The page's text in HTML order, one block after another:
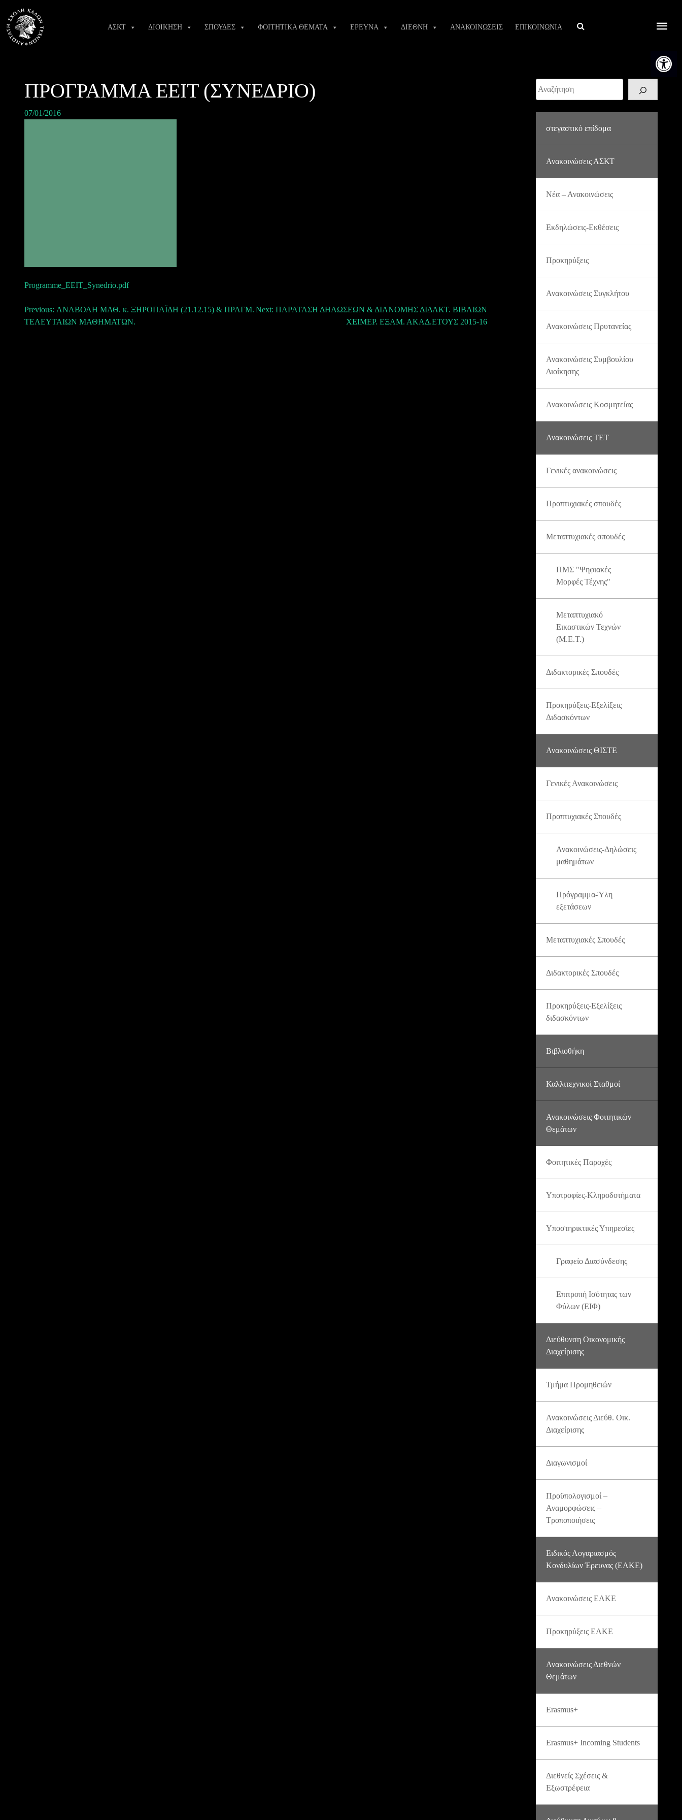
Ανοίξτε
content
ΑΣΚΤ ΔΙΟΙΚΗΣΗ ΣΠΟΥΔΕΣ ΦΟΙΤΗΤΙΚΑ ΘΕΜΑΤΑ ΕΡΕΥΝΑ ΔΙΕΘΝΗ ΑΝΑΚΟΙΝΩΣΕΙΣ ΕΠΙΚΟΙΝΩΝΙΑ Αναζήτηση
ΠΡΟΓΡΑΜΜΑ ΕΕΙΤ (ΣΥΝΕΔΡΙΟ)
07/01/2016
Programme_EEIT_Synedrio.pdf
Πλοήγηση
Previous: ΑΝΑΒΟΛΗ ΜΑΘ. κ. ΞΗΡΟΠΑΪΔΗ (21.12.15) & ΠΡΑΓΜ.
ΤΕΛΕΥΤΑΙΩΝ ΜΑΘΗΜΑΤΩΝ.
Next: ΠΑΡΑΤΑΣΗ ΔΗΛΩΣΕΩΝ & ΔΙΑΝΟΜΗΣ ΔΙΔΑΚΤ. ΒΙΒΛΙΩΝ
ΧΕΙΜΕΡ. ΕΞΑΜ. ΑΚΑΔ.ΕΤΟΥΣ 2015-16
Αναζήτηση
στεγαστικό επίδομα
Ανακοινώσεις ΑΣΚΤ
Νέα – Ανακοινώσεις
Εκδηλώσεις-Εκθέσεις
Προκηρύξεις
Ανακοινώσεις Συγκλήτου
Ανακοινώσεις Πρυτανείας
Ανακοινώσεις Συμβουλίου
Διοίκησης
Ανακοινώσεις Κοσμητείας
Ανακοινώσεις ΤΕΤ
Γενικές ανακοινώσεις
Προπτυχιακές σπουδές
Μεταπτυχιακές σπουδές
ΠΜΣ "Ψηφιακές
Μορφές Τέχνης"
Μεταπτυχιακό
Εικαστικών Τεχνών
(Μ.Ε.Τ.)
Διδακτορικές Σπουδές
Προκηρύξεις-Εξελίξεις
Διδασκόντων
Ανακοινώσεις ΘΙΣΤΕ
Γενικές Ανακοινώσεις
Προπτυχιακές Σπουδές
Ανακοινώσεις-Δηλώσεις
μαθημάτων
Πρόγραμμα-Ύλη
εξετάσεων
Μεταπτυχιακές Σπουδές
Διδακτορικές Σπουδές
Προκηρύξεις-Εξελίξεις
διδασκόντων
Βιβλιοθήκη
Καλλιτεχνικοί Σταθμοί
Ανακοινώσεις Φοιτητικών
Θεμάτων
Φοιτητικές Παροχές
Υποτροφίες-Κληροδοτήματα
Υποστηρικτικές Υπηρεσίες
Γραφείο Διασύνδεσης
Επιτροπή Ισότητας των
Φύλων (ΕΙΦ)
Διεύθυνση Οικονομικής
Διαχείρισης
Τμήμα Προμηθειών
Ανακοινώσεις Διεύθ. Οικ.
Διαχείρισης
Διαγωνισμοί
Προϋπολογισμοί –
Αναμορφώσεις –
Τροποποιήσεις
Ειδικός Λογαριασμός
Κονδυλίων Έρευνας (ΕΛΚΕ)
Ανακοινώσεις ΕΛΚΕ
Προκηρύξεις ΕΛΚΕ
Ανακοινώσεις Διεθνών
Θεμάτων
Erasmus+
Erasmus+ Incoming Students
Διεθνείς Σχέσεις &
Εξωστρέφεια